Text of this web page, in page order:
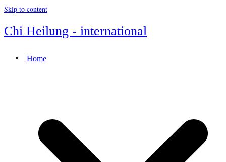
Skip to content
Chi Heilung - international
Home